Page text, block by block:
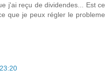
j'ai reçu de dividendes... Est ce
que je peux régler le probleme